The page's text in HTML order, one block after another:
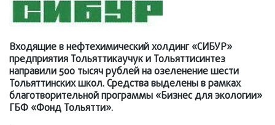
Входящие в нефтехимический холдинг «СИБУР»
предприятия Тольяттикаучук и Тольяттисинтез
направили 500 тысяч рублей на озеленение шести
Тольяттинских школ. Средства выделены в рамках
благотворительной программы «Бизнес для экологии»
ГБФ «Фонд Тольятти».